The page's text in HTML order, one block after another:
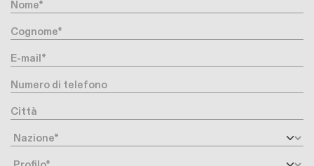
Cognome
E-mail
Numero di telefono
Città
Nazione
Profilo